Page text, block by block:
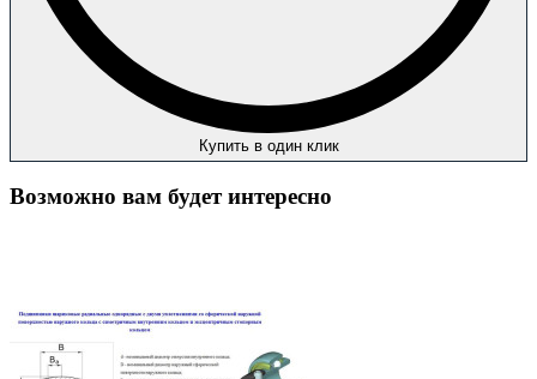
Купить в один клик
Возможно вам будет интересно